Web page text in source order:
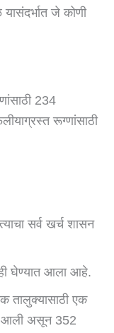
जे कोणी
234
रूग्णांसाठी
सर्व खर्च शासन
घेण्यात आला आहे.
तालुक्यासाठी एक
आली असून 352